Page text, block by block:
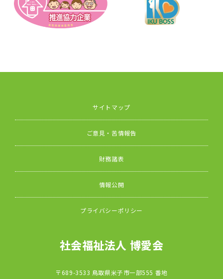
サイトマップ
ご意見・苦情報告
財務諸表
情報公開
プライバシーポリシー
社会福祉法人 博愛会
〒689-3533 鳥取県米子市一部555 番地